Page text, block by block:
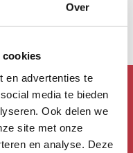
Over
cookies
en advertenties te
media te bieden
Ook delen we
site met onze
en analyse. Deze
de